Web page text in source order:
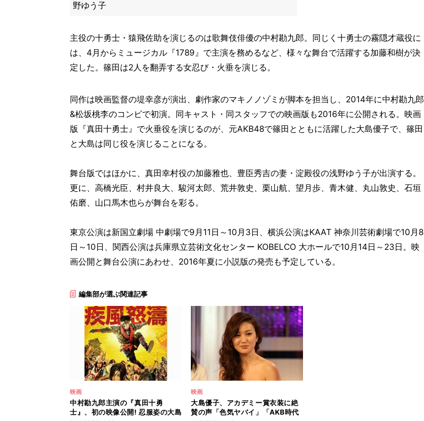
野ゆう子
主役の十勇士・猿飛佐助を演じるのは歌舞伎俳優の中村勘九郎。同じく十勇士の霧隠才蔵役に
は、4月からミュージカル『1789』で主演を務めるなど、様々な舞台で活躍する加藤和樹が決
定した。篠田は2人を翻弄する女忍び・火垂を演じる。
同作は映画監督の堤幸彦が演出、劇作家のマキノノゾミが脚本を担当し、2014年に中村勘九郎
&松坂桃李のコンビで初演。同キャスト・同スタッフでの映画版も2016年に公開される。映画
版『真田十勇士』で火垂役を演じるのが、元AKB48で篠田とともに活躍した大島優子で、篠田
と大島は同じ役を演じることになる。
舞台版ではほかに、真田幸村役の加藤雅也、豊臣秀吉の妻・淀殿役の浅野ゆう子が出演する。
更に、高橋光臣、村井良大、駿河太郎、荒井敦史、栗山航、望月歩、青木健、丸山敦史、石垣
佑磨、山口馬木也らが舞台を彩る。
東京公演は新国立劇場 中劇場で9月11日～10月3日、横浜公演はKAAT 神奈川芸術劇場で10月8
日～10日、関西公演は兵庫県立芸術文化センター KOBELCO 大ホールで10月14日～23日。映
画公開と舞台公演にあわせ、2016年夏に小説版の発売も予定している。
編集部が選ぶ関連記事
映画
中村勘九郎主演の『真田十勇
士』、初の映像公開! 忍服姿の大島
映画
大島優子、アカデミー賞衣装に絶
賛の声「色気ヤバイ」「AKB時代